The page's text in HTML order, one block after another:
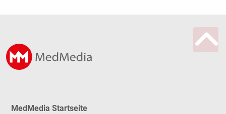
MedMedia Startseite